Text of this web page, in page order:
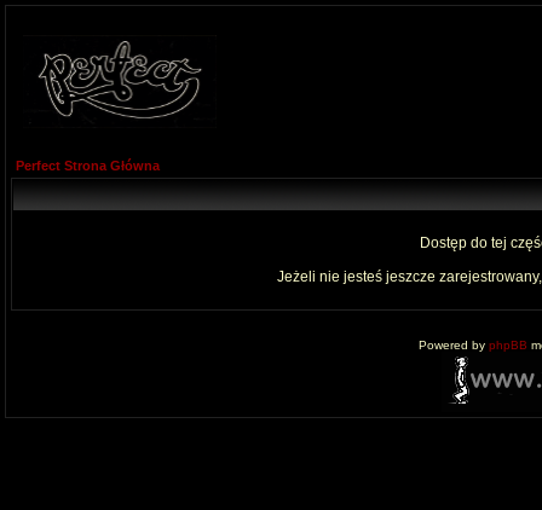
Perfect Strona Główna
Dostęp do tej
Jeżeli nie jesteś jeszcze
Powered by phpBB